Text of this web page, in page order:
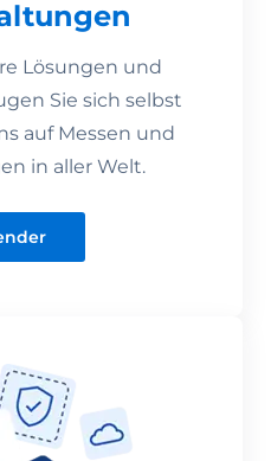
Lösungen und
Sie sich selbst
auf Messen und
in aller Welt.